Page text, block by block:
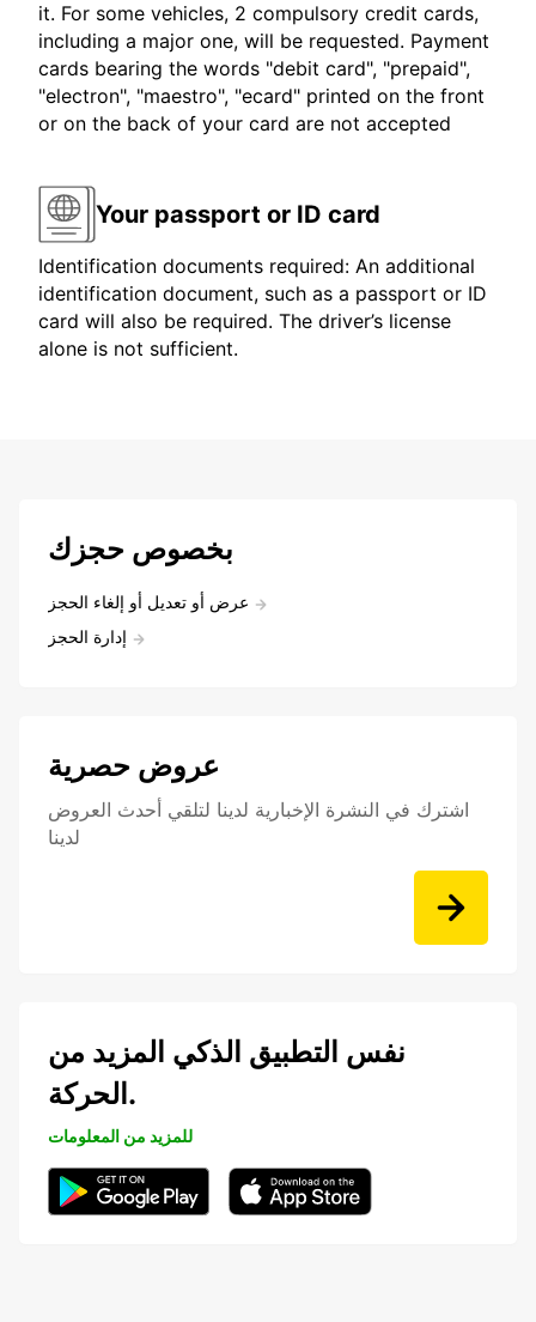
it. For some vehicles, 2 compulsory credit cards,
including a major one, will be requested. Payment
cards bearing the words "debit card", "prepaid",
"electron", "maestro", "ecard" printed on the front
or on the back of your card are not accepted
Your passport or ID card
Identification documents required: An additional
identification document, such as a passport or ID
card will also be required. The driver’s license
alone is not sufficient.
بخصوص حجزك
عرض أو تعديل أو إلغاء الحجز
إدارة الحجز
عروض حصرية
اشترك في النشرة الإخبارية لدينا لتلقي أحدث العروض
لدينا
نفس التطبيق الذكي المزيد من
الحركة.
للمزيد من المعلومات